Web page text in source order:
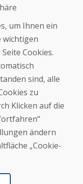
zeitnah, der
um Ihnen ein
wichtigen
Cookies.
sind, alle
zu
Klicken auf die
ändern
„Cookie-